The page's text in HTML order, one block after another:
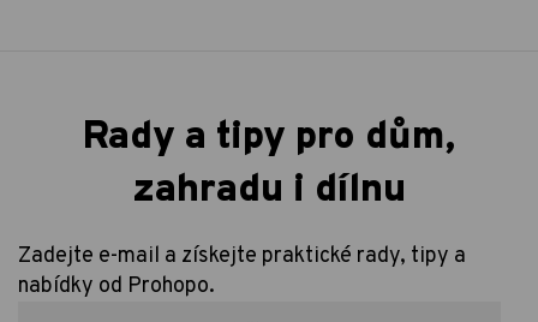
Rady a tipy pro dům,
zahradu i dílnu
Zadejte e-mail a získejte praktické rady, tipy a
nabídky od Prohopo.